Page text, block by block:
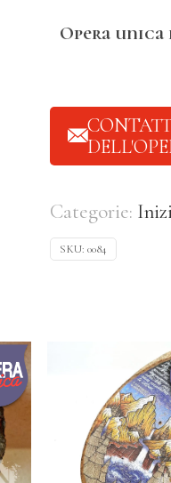
Opera
Categorie:
SKU: 0084